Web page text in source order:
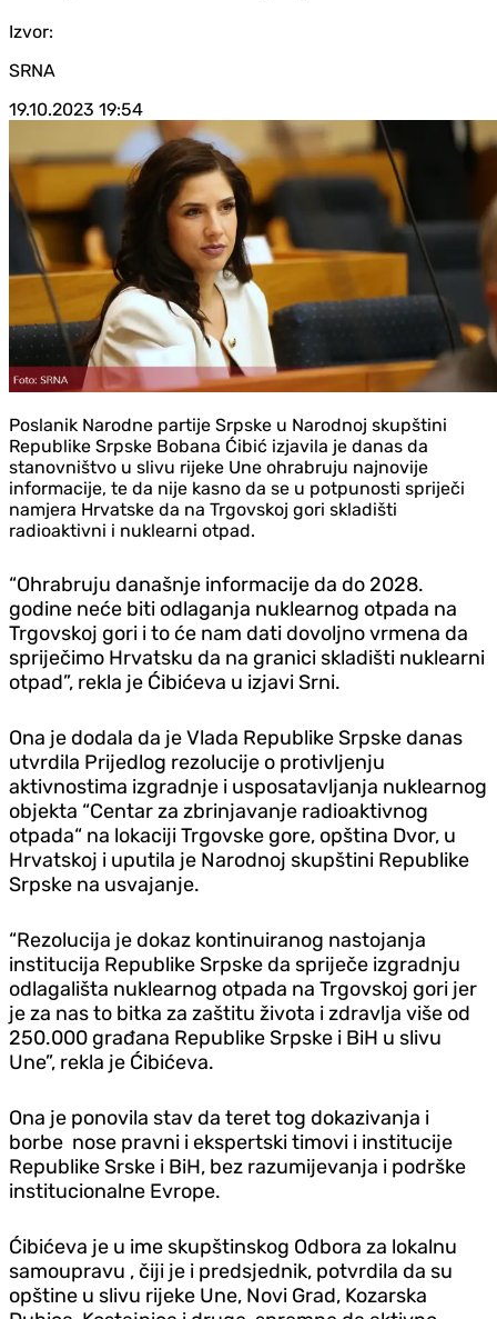
Izvor:
SRNA
19.10.2023 19:54
Poslanik Narodne partije Srpske u Narodnoj skupštini
Republike Srpske Bobana Ćibić izjavila je danas da
stanovništvo u slivu rijeke Une ohrabruju najnovije
informacije, te da nije kasno da se u potpunosti spriječi
namjera Hrvatske da na Trgovskoj gori skladišti
radioaktivni i nuklearni otpad.
“Ohrabruju današnje informacije da do 2028.
godine neće biti odlaganja nuklearnog otpada na
Trgovskoj gori i to će nam dati dovoljno vrmena da
spriječimo Hrvatsku da na granici skladišti nuklearni
otpad”, rekla je Ćibićeva u izjavi Srni.
Ona je dodala da je Vlada Republike Srpske danas
utvrdila Prijedlog rezolucije o protivljenju
aktivnostima izgradnje i usposatavljanja nuklearnog
objekta “Centar za zbrinjavanje radioaktivnog
otpada“ na lokaciji Trgovske gore, opština Dvor, u
Hrvatskoj i uputila je Narodnoj skupštini Republike
Srpske na usvajanje.
“Rezolucija je dokaz kontinuiranog nastojanja
institucija Republike Srpske da spriječe izgradnju
odlagališta nuklearnog otpada na Trgovskoj gori jer
je za nas to bitka za zaštitu života i zdravlja više od
250.000 građana Republike Srpske i BiH u slivu
Une”, rekla je Ćibićeva.
Ona je ponovila stav da teret tog dokazivanja i
borbe nose pravni i ekspertski timovi i institucije
Republike Srske i BiH, bez razumijevanja i podrške
institucionalne Evrope.
Ćibićeva je u ime skupštinskog Odbora za lokalnu
samoupravu , čiji je i predsjednik, potvrdila da su
opštine u slivu rijeke Une, Novi Grad, Kozarska